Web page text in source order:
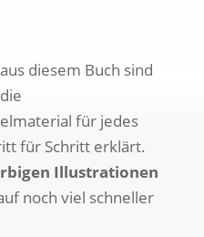
diesem Buch sind
für jedes
für Schritt erklärt.
Illustrationen
noch viel schneller